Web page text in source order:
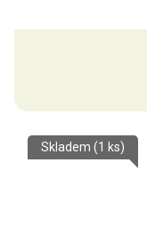
Skladem (1 ks)